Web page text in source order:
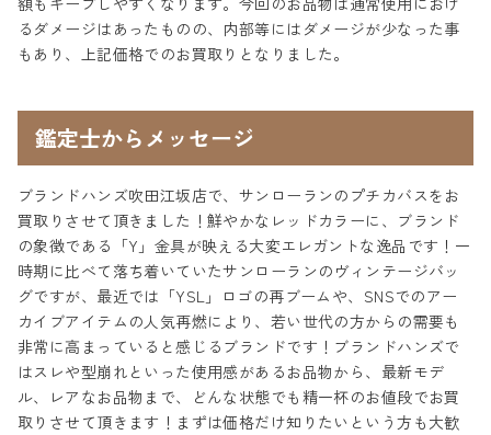
るダメージはあったものの、内部等にはダメージが少なった事
もあり、上記価格でのお買取りとなりました。
鑑定士からメッセージ
ブランドハンズ吹田江坂店で、サンローランのプチカバスをお
買取りさせて頂きました！鮮やかなレッドカラーに、ブランド
の象徴である「Y」金具が映える大変エレガントな逸品です！一
時期に比べて落ち着いていたサンローランのヴィンテージバッ
グですが、最近では「YSL」ロゴの再ブームや、SNSでのアー
カイブアイテムの人気再燃により、若い世代の方からの需要も
非常に高まっていると感じるブランドです！ブランドハンズで
はスレや型崩れといった使用感があるお品物から、最新モデ
ル、レアなお品物まで、どんな状態でも精一杯のお値段でお買
取りさせて頂きます！まずは価格だけ知りたいという方も大歓